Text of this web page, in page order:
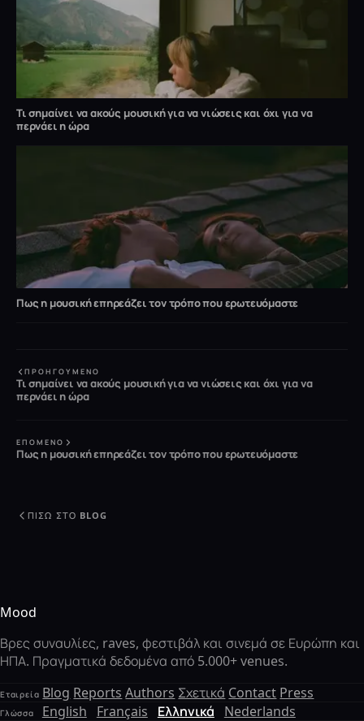
Τι σημαίνει να ακούς μουσική για να νιώσεις και όχι για να
περνάει η ώρα
Πως η μουσική επηρεάζει τον τρόπο που ερωτευόμαστε
ΠΡΟΗΓΟΎΜΕΝΟ
Τι σημαίνει να ακούς μουσική για να νιώσεις και όχι για να
περνάει η ώρα
ΕΠΌΜΕΝΟ
Πως η μουσική επηρεάζει τον τρόπο που ερωτευόμαστε
ΠΊΣΩ ΣΤΟ BLOG
Mood
Βρες συναυλίες, raves, φεστιβάλ και σινεμά σε Ευρώπη και
ΗΠΑ. Πραγματικά δεδομένα από 5.000+ venues.
Εταιρεία Blog Reports Authors Σχετικά Contact Press
Γλώσσα English Français Ελληνικά Nederlands